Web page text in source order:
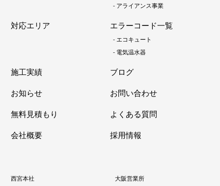
- アライアンス事業
対応エリア エラーコード一覧
-エコキュート
- 電気温水器
施工実績
ブログ
お知らせ
お問い合わせ
無料見積もり
よくある質問
会社概要
採用情報
西宮本社
大阪営業所